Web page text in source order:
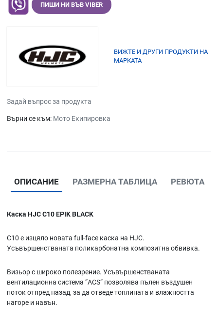
ПИШИ НИ ВЪВ VIBER
ВИЖТЕ И ДРУГИ ПРОДУКТИ НА
МАРКАТА
Задай въпрос за продукта
Върни се към: Мото Екипировка
ОПИСАНИЕ РАЗМЕРНА ТАБЛИЦА РЕВЮТА
Каска HJC C10 EPIK BLACK
C10 е изцяло новата full-face каска на HJC.
Усъвършенстваната поликарбонатна композитна обвивка.
Визьор с широко полезрение. Усъвършенстваната
вентилационна система “ACS” позволява пълен въздушен
поток отпред назад, за да отведе топлината и влажността
нагоре и навън.